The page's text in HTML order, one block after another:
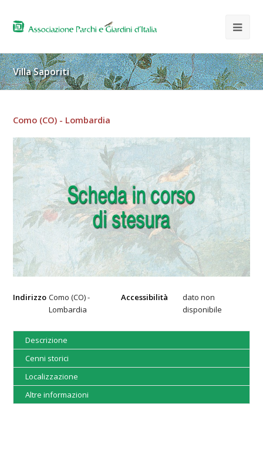
Villa Saporiti
Como (CO) - Lombardia
Indirizzo Como (CO) -
Lombardia
Accessibilità
dato non
disponibile
Descrizione
Cenni storici
Localizzazione
Altre informazioni